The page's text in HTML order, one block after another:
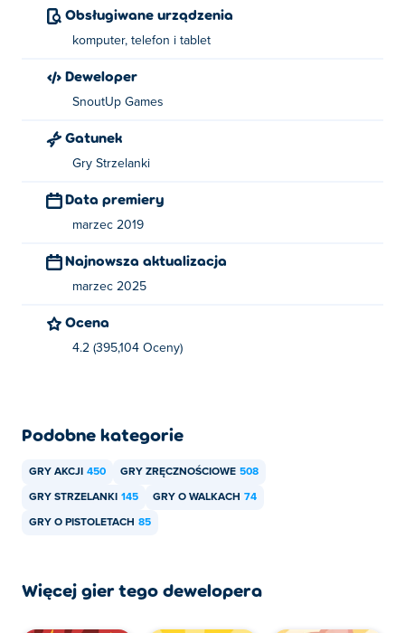
gniazda karty
Cave Blast został stworzony przez Snoutup Games.
Bacon May Die,
shurican
Obsługiwane urządzenia
komputer, telefon i tablet
Deweloper
SnoutUp Games
Gatunek
Gry Strzelanki
Data premiery
marzec 2019
Najnowsza aktualizacja
marzec 2025
Ocena
4.2 (395,104 Oceny)
Podobne kategorie
GRY AKCJI 450 GRY ZRĘCZNOŚCIOWE 508
GRY STRZELANKI 145 GRY O WALKACH 74
GRY O PISTOLETACH 85
Więcej gier tego dewelopera